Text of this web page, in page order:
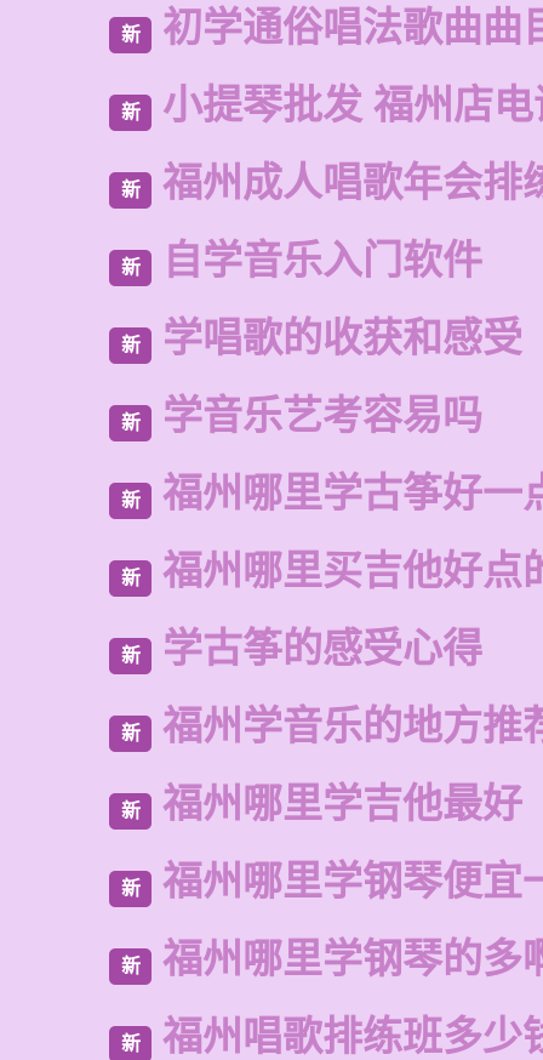
新 初学通俗唱法歌曲曲
新 小提琴批发 福州店
新 福州成人唱歌年会排
新 自学音乐入门软件
新 学唱歌的收获和感受
新 学音乐艺考容易吗
新 福州哪里学古筝好一
新 福州哪里买吉他好点
新 学古筝的感受心得
新 福州学音乐的地方推
新 福州哪里学吉他最好
新 福州哪里学钢琴便宜
新 福州哪里学钢琴的多
新 福州唱歌排练班多少